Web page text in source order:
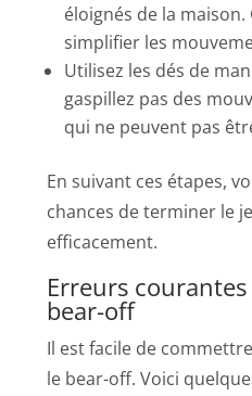
éloignés de la
simplifier les
Utilisez les dés de
gaspillez pas des
qui ne peuvent pas
En suivant ces étapes,
chances de terminer le
efficacement.
Erreurs
bear-off
Il est facile de
le bear-off. Voici